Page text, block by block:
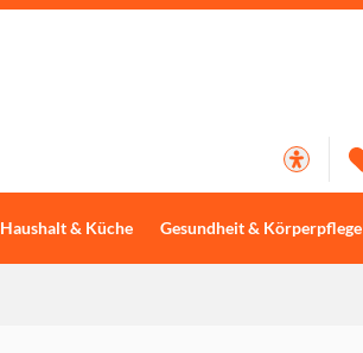
Haushalt & Küche Gesundheit & Körperpflege